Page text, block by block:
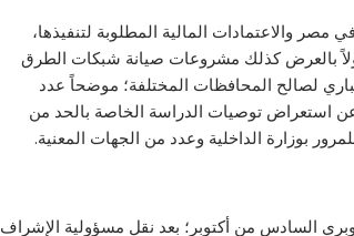
والاعتمادات المالية المطلوبة لتنفيذها،
بالعرض كذلك مشروعات صيانة شبكات الطرق
لصالح المحافظات المختلفة؛ موضحاً عدد
عن استعراض توصيات الدراسة الخاصة بالحد من
بوزارة الداخلية وعدد من الجهات المعنية.
السادس من أكتوبر؛ بعد نقل مسؤولية الإشراف